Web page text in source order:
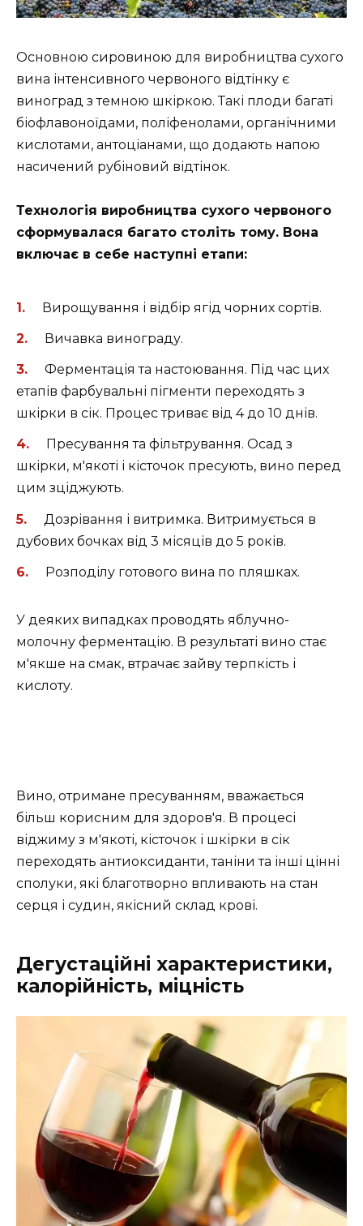
Основною сировиною для виробництва сухого
вина інтенсивного червоного відтінку є
виноград з темною шкіркою. Такі плоди багаті
біофлавоноїдами, поліфенолами, органічними
кислотами, антоціанами, що додають напою
насичений рубіновий відтінок.
Технологія виробництва сухого червоного
сформувалася багато століть тому. Вона
включає в себе наступні етапи:
Вирощування і відбір ягід чорних сортів.
Вичавка винограду.
Ферментація та настоювання. Під час цих
етапів фарбувальні пігменти переходять з
шкірки в сік. Процес триває від 4 до 10 днів.
Пресування та фільтрування. Осад з
шкірки, м'якоті і кісточок пресують, вино перед
цим зціджують.
Дозрівання і витримка. Витримується в
дубових бочках від 3 місяців до 5 років.
Розподілу готового вина по пляшках.
У деяких випадках проводять яблучно-
молочну ферментацію. В результаті вино стає
м'якше на смак, втрачає зайву терпкість і
кислоту.
Вино, отримане пресуванням, вважається
більш корисним для здоров'я. В процесі
віджиму з м'якоті, кісточок і шкірки в сік
переходять антиоксиданти, таніни та інші цінні
сполуки, які благотворно впливають на стан
серця і судин, якісний склад крові.
Дегустаційні характеристики,
калорійність, міцність